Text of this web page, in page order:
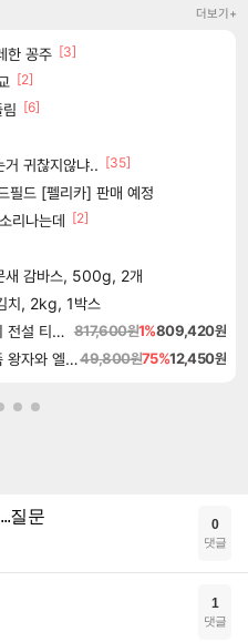
더보기+
한 꽁주 [3]
[2]
[6]
거 귀찮지않냐.. [35]
필드 [펠리카] 판매 예정
리나는데 [2]
새 감바스, 500g, 2개
치, 2kg, 1박스
닌텐도 스위치 2 본체 + 젤다의 전설 티어스 오브 더 킹덤 닌텐도 스위치 2 에디션 + 젤다의 전설 브레스 오브 더 와일드 닌텐도 스위치 2 에디션 번들 817,600원1%809,420원
드래곤 퀘스트 몬스터즈 3 마족 왕자와 엘프의 여행 Dragon Quest Monsters The Dark Prince49,800원75%12,450원
질문 0
댓글
1
댓글